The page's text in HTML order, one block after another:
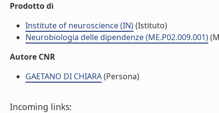
Prodotto di
Institute of neuroscience (IN)(Istituto)
Neurobiologia delle dipendenze (ME.P02.009.001)
Autore CNR
GAETANO DI CHIARA(Persona)
Incoming links: